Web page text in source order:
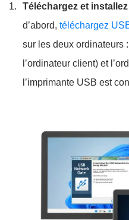
Téléchargez et
d’abord, téléchargez
sur les deux ordinateurs
l’ordinateur client) et
l’imprimante USB est